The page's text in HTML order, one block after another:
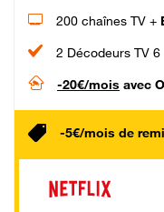
200 chaînes TV +
2 Décodeurs TV 6
-20€/mois avec
-5€/mois de